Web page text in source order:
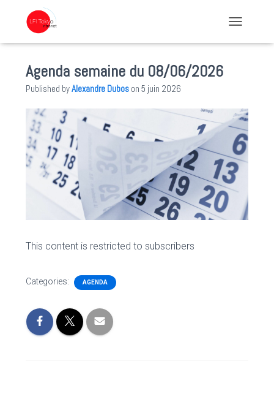
Agenda semaine du 08/06/2026
Published byAlexandre Dubos on 5 juin 2026
This content is restricted to subscribers
Categories: AGENDA